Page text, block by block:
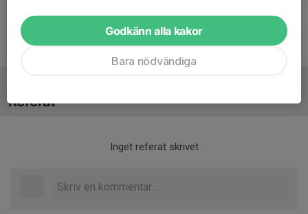
Christoffer SvärdAssisterande tränare
Ramond WikstenTränare
Referat
Inget referat skrivet
Godkänn alla kakor
Bara nödvändiga